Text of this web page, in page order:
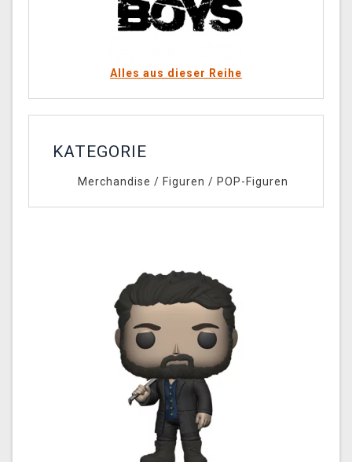
Alles aus dieser Reihe
KATEGORIE
Merchandise / Figuren / POP-Figuren